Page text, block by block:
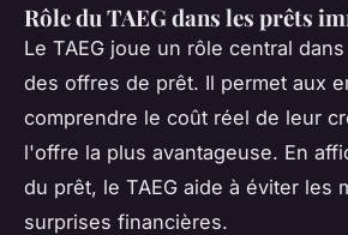
Rôle du TAEG dans les prêts
Le TAEG joue un rôle central
des offres de prêt. Il permet aux
comprendre le coût réel de leur
l'offre la plus avantageuse. En
du prêt, le TAEG aide à éviter les
surprises financières.